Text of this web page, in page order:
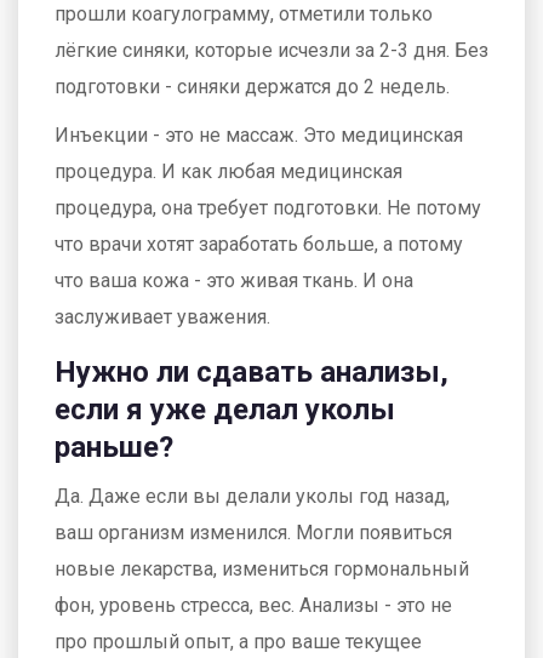
прошли коагулограмму, отметили только
лёгкие синяки, которые исчезли за 2-3 дня. Без
подготовки - синяки держатся до 2 недель.
Инъекции - это не массаж. Это медицинская
процедура. И как любая медицинская
процедура, она требует подготовки. Не потому
что врачи хотят заработать больше, а потому
что ваша кожа - это живая ткань. И она
заслуживает уважения.
Нужно ли сдавать анализы,
если я уже делал уколы
раньше?
Да. Даже если вы делали уколы год назад,
ваш организм изменился. Могли появиться
новые лекарства, измениться гормональный
фон, уровень стресса, вес. Анализы - это не
про прошлый опыт, а про ваше текущее